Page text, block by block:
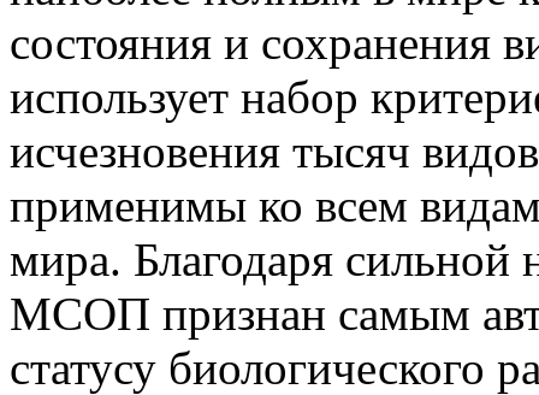
состояния и сохранения
использует набор
исчезновения тысяч
применимы ко всем
мира. Благодаря сильной
МСОП признан самым
статусу биологического